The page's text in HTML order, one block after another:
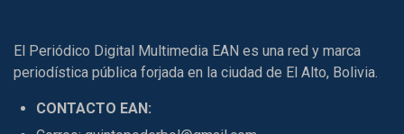
El Periódico Digital Multimedia EAN es una red y marca
periodística pública forjada en la ciudad de El Alto, Bolivia.
CONTACTO EAN: